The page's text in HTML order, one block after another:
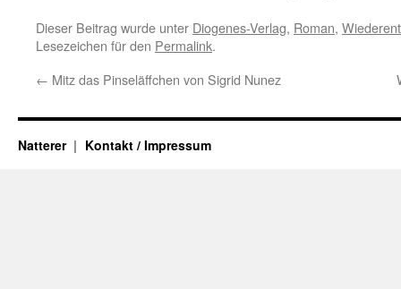
Dieser Beitrag wurde unter Diogenes-Verlag, Roman,
Lesezeichen für den Permalink.
← Mitz das Pinseläffchen von Sigrid Nunez
Natterer Kontakt / Impressum